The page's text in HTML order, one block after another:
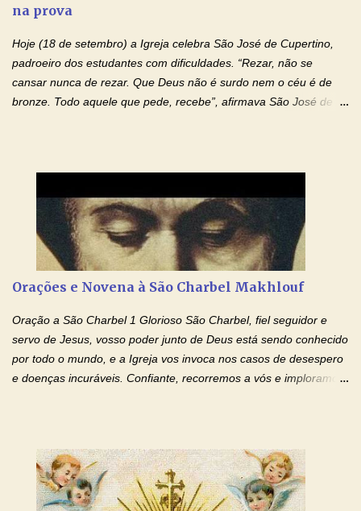
droga. Senhor, Pai Poderoso e cheio de Misericórdia, na
drogas, c...
na prova
Hoje (18 de setembro) a Igreja celebra São José de Cupertino,
padroeiro dos estudantes com dificuldades. “Rezar, não se
cansar nunca de rezar. Que Deus não é surdo nem o céu é de
bronze. Todo aquele que pede, recebe”, afirmava São José de
mim o teu fervor, a tua sabedoria e a tua fé. Mostra tua bondade,
ajudando-me e eu me esforçarei para imitar tuas virtudes.
Glória… Amável protetor meu, o estudo geralmente é difícil, duro
e entediante para mim. Tu podes deixar tudo isso mais fácil e
agradável. Espera somente meu chamado. Eu te prometo um
esforço maior em meus estudos e uma vida mais digna de tua
santidade. Glória… Deus, que quiseste atrair tudo a teu unigênito
Filho, que foi crucificado, permite que, pelos méritos e exemplos
de te...
Orações e Novena à São Charbel Makhlouf
Oração a São Charbel 1 Glorioso São Charbel, fiel seguidor e
servo de Jesus, vosso poder junto de Deus está sendo conhecido
por todo o mundo, e a Igreja vos invoca nos casos de desespero
e doenças incuráveis. Confiante, recorremos a vós e imploramos
Queremos sempre lembrar-nos deste favor, da vossa intercessão
e invocar-vos como nosso patrono, para maior glória de Deus e o
bem de nossas almas. São Charbel! Rogai por Nós e por todos